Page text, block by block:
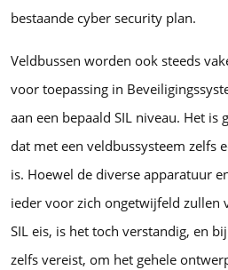
bestaande cyber security plan.
Veldbussen worden ook steeds
voor toepassing in
aan een bepaald SIL niveau. Het is
dat met een veldbussysteem zelfs
is. Hoewel de diverse apparatuur
ieder voor zich ongetwijfeld zullen
SIL eis, is het toch verstandig, en
zelfs vereist, om het gehele